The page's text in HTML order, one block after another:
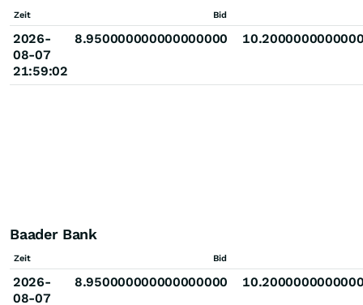
Zeit Bid
2026-
08-07
21:59:02
8.950000000000000000
Baader Bank
Zeit Bid
2026-
08-07
8.950000000000000000